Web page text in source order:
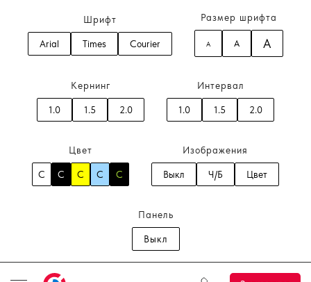
Шрифт
Arial Times Courier
Размер шрифта
A A A
Кернинг
1.0 1.5 2.0
Интервал
1.0 1.5 2.0
Цвет
C C C C C
Изображения
Выкл Ч/Б Цвет
Панель
Выкл